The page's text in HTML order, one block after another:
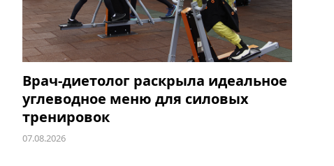
Врач-диетолог раскрыла идеальное
углеводное меню для силовых
тренировок
07.08.2026